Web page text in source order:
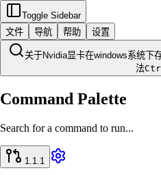
Toggle Sidebar
文件
导航 帮助 设置
关于Nvidia显卡在windows系统下
法
Command Palette
Search for a command to run...
1.1.1